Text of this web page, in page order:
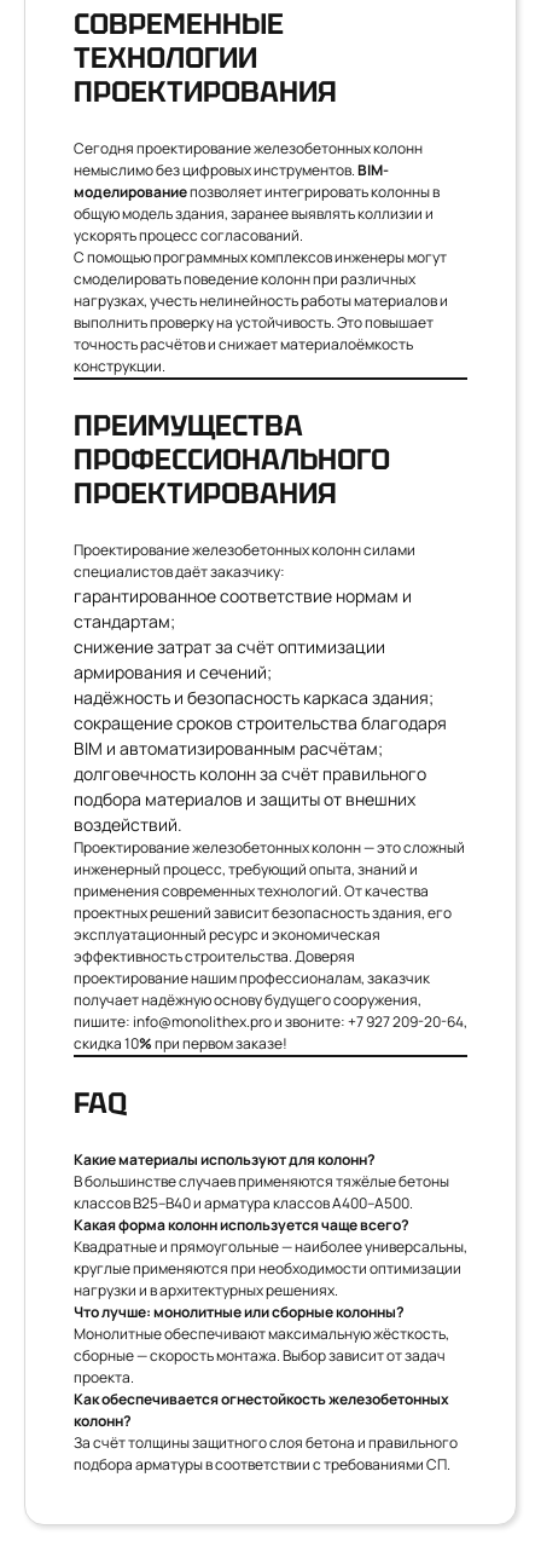
СОВРЕМЕННЫЕ
ТЕХНОЛОГИИ
ПРОЕКТИРОВАНИЯ
Сегодня проектирование железобетонных колонн
немыслимо без цифровых инструментов.BIM-
моделированиепозволяет интегрировать колонны в
общую модель здания, заранее выявлять коллизии и
ускорять процесс согласований.
С помощью программных комплексов инженеры могут
смоделировать поведение колонн при различных
нагрузках, учесть нелинейность работы материалов и
выполнить проверку на устойчивость. Это повышает
точность расчётов и снижает материалоёмкость
конструкции.
ПРЕИМУЩЕСТВА
ПРОФЕССИОНАЛЬНОГО
ПРОЕКТИРОВАНИЯ
Проектирование железобетонных колонн силами
специалистов даёт заказчику:
гарантированное соответствие нормам и
стандартам;
снижение затрат за счёт оптимизации
армирования и сечений;
надёжность и безопасность каркаса здания;
сокращение сроков строительства благодаря
BIM и автоматизированным расчётам;
долговечность колонн за счёт правильного
подбора материалов и защиты от внешних
воздействий.
Проектирование железобетонных колонн — это сложный
инженерный процесс, требующий опыта, знаний и
применения современных технологий. От качества
проектных решений зависит безопасность здания, его
эксплуатационный ресурс и экономическая
эффективность строительства. Доверяя
проектирование нашим профессионалам, заказчик
получает надёжную основу будущего сооружения,
пишите: info@monolithex.proи звоните:+7 927 209-20-64,
скидка 10%при первом заказе!
FAQ
Какие материалы используют для колонн?
В большинстве случаев применяются тяжёлые бетоны
классов В25–В40 и арматура классов A400–A500.
Какая форма колонн используется чаще всего?
Квадратные и прямоугольные — наиболее универсальны,
круглые применяются при необходимости оптимизации
нагрузки и в архитектурных решениях.
Что лучше: монолитные или сборные колонны?
Монолитные обеспечивают максимальную жёсткость,
сборные — скорость монтажа. Выбор зависит от задач
проекта.
Как обеспечивается огнестойкость железобетонных
колонн?
За счёт толщины защитного слоя бетона и правильного
подбора арматуры в соответствии с требованиями СП.